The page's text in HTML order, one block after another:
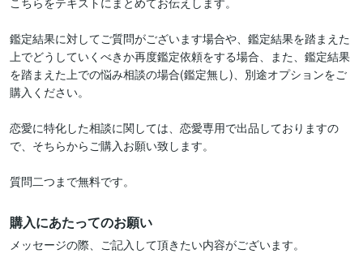
鑑定結果に対してご質問がございます場合や、鑑定結果を踏まえた
上でどうしていくべきか再度鑑定依頼をする場合、また、鑑定結果
を踏まえた上での悩み相談の場合(鑑定無し)、別途オプションをご
購入ください。
恋愛に特化した相談に関しては、恋愛専用で出品しておりますの
で、そちらからご購入お願い致します。
質問二つまで無料です。
購入にあたってのお願い
メッセージの際、ご記入して頂きたい内容がございます。